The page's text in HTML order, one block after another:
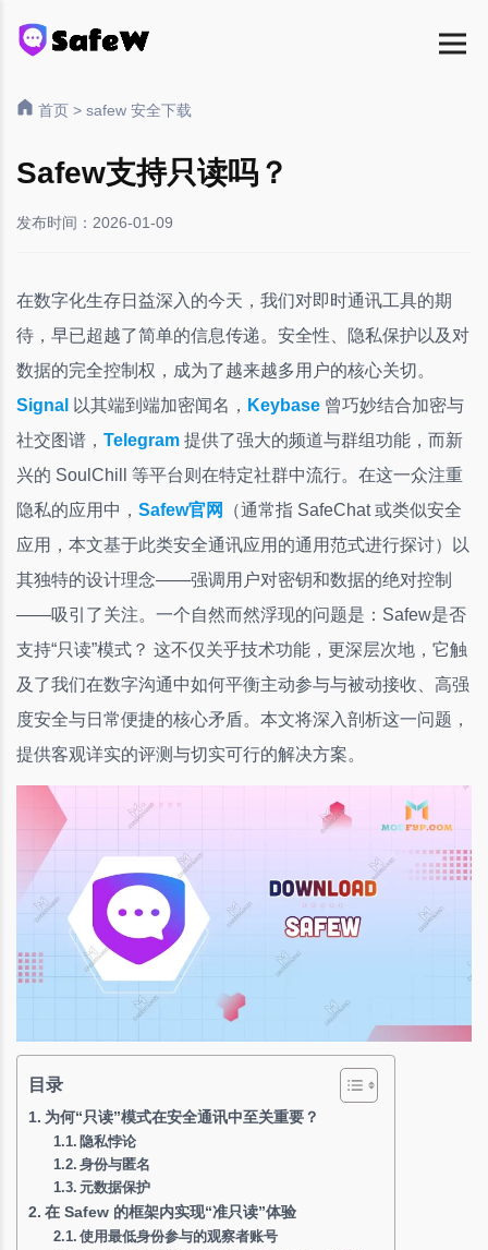
首页 > safew 安全下载
Safew支持只读吗？
发布时间：2026-01-09
在数字化生存日益深入的今天，我们对即时通讯工具的期
待，早已超越了简单的信息传递。安全性、隐私保护以及对
数据的完全控制权，成为了越来越多用户的核心关切。
Signal
以其端到端加密闻名， Keybase 曾巧妙结合加密与
社交图谱， Telegram 提供了强大的频道与群组功能，而新
兴的 SoulChill 等平台则在特定社群中流行。在这一众注重
隐私的应用中， Safew官网
（通常指 SafeChat 或类似安全
应用，本文基于此类安全通讯应用的通用范式进行探讨）以
其独特的设计理念——强调用户对密钥和数据的绝对控制
——吸引了关注。一个自然而然浮现的问题是：Safew是否
支持“只读”模式？ 这不仅关乎技术功能，更深层次地，它触
及了我们在数字沟通中如何平衡主动参与与被动接收、高强
度安全与日常便捷的核心矛盾。本文将深入剖析这一问题，
提供客观详实的评测与切实可行的解决方案。
目录
为何“只读”模式在安全通讯中至关重要？
隐私悖论
身份与匿名
元数据保护
在 Safew 的框架内实现“准只读”体验
使用最低身份参与的观察者账号